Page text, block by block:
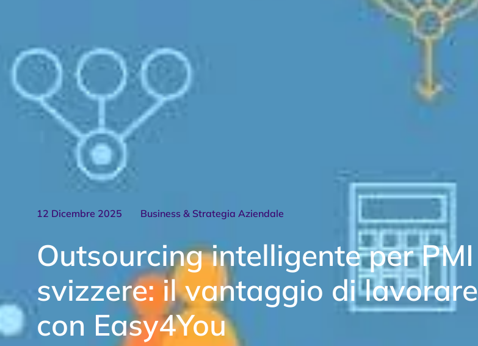
12 Dicembre 2025 Business & Strategia Aziendale
Outsourcing intelligente per PMI
svizzere: il vantaggio di lavorare
con Easy4You